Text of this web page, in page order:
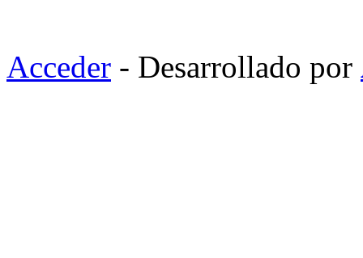
Acceder - Desarrollado por